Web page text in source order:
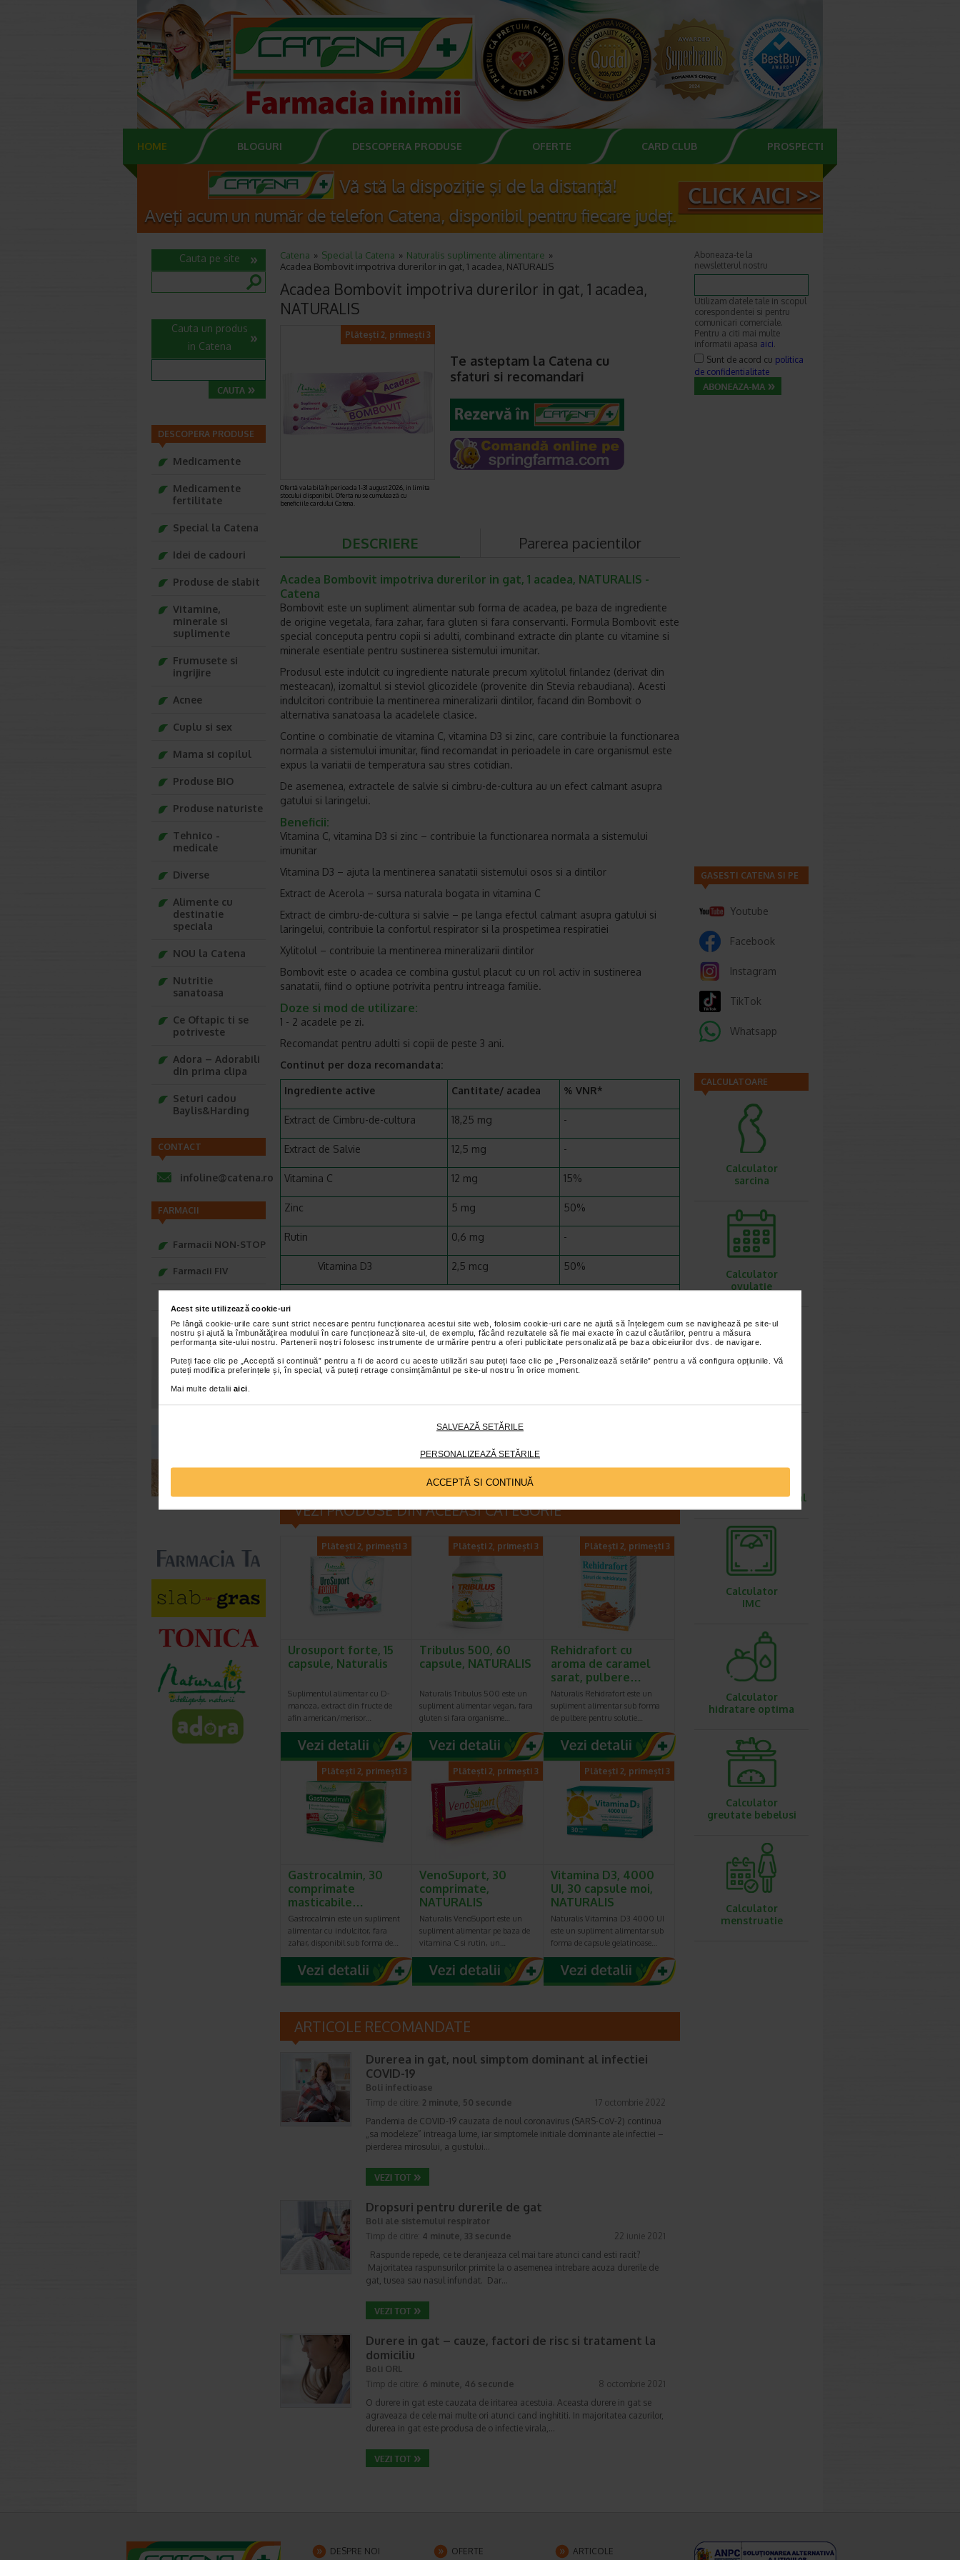
Acest site utilizează cookie-uri
Pe lângă cookie-urile care sunt strict necesare pentru funcționarea acestui site web, folosim cookie-uri care ne ajută să înțelegem cum se navighează pe site-ul
nostru și ajută la îmbunătățirea modului în care funcționează site-ul, de exemplu, făcând rezultatele să fie mai exacte în cazul căutărilor, pentru a măsura
performanța site-ului nostru. Partenerii noștri folosesc instrumente de urmărire pentru a oferi publicitate personalizată pe baza obiceiurilor dvs. de navigare.
Puteți face clic pe „Acceptă si continuă” pentru a fi de acord cu aceste utilizări sau puteți face clic pe „Personalizează setările” pentru a vă configura opțiunile. Vă
puteți modifica preferințele și, în special, vă puteți retrage consimțământul pe site-ul nostru în orice moment.
Mai multe detalii aici
SALVEAZĂ SETĂRILE
PERSONALIZEAZĂ SETĂRILE
ACCEPTĂ SI CONTINUĂ
HOME BLOGURI DESCOPERA PRODUSE OFERTE CARD CLUB PROSPECTE
Catena Special la Catena
Naturalis suplimente alimentare
Acadea Bombovit impotriva durerilor in gat, 1 acadea, NATURALIS
Acadea Bombovit impotriva durerilor in gat, 1 acadea,
NATURALIS
Plătești 2, primești 3
Ofertă valabilă în perioada 1-31 august 2026, in limita
stocului disponibil. Oferta nu se cumulează cu
beneficiile cardului Catena.
Te asteptam la Catena cu
sfaturi si recomandari
DESCRIERE Parerea pacientilor
Acadea Bombovit impotriva durerilor in gat, 1 acadea, NATURALIS -
Catena
Bombovit este un supliment alimentar sub forma de acadea, pe baza de ingrediente
de origine vegetala, fara zahar, fara gluten si fara conservanti. Formula Bombovit este
special conceputa pentru copii si adulti, combinand extracte din plante cu vitamine si
minerale esentiale pentru sustinerea sistemului imunitar.
Produsul este indulcit cu ingrediente naturale precum xylitolul finlandez (derivat din
mesteacan), izomaltul si steviol glicozidele (provenite din Stevia rebaudiana). Acesti
indulcitori contribuie la mentinerea mineralizarii dintilor, facand din Bombovit o
alternativa sanatoasa la acadelele clasice.
Contine o combinatie de vitamina C, vitamina D3 si zinc, care contribuie la functionarea
normala a sistemului imunitar, fiind recomandat in perioadele in care organismul este
expus la variatii de temperatura sau stres cotidian.
De asemenea, extractele de salvie si cimbru-de-cultura au un efect calmant asupra
gatului si laringelui.
Beneficii:
Vitamina C, vitamina D3 si zinc – contribuie la functionarea normala a sistemului
imunitar
Vitamina D3 – ajuta la mentinerea sanatatii sistemului osos si a dintilor
Extract de Acerola – sursa naturala bogata in vitamina C
Extract de cimbru-de-cultura si salvie – pe langa efectul calmant asupra gatului si
laringelui, contribuie la confortul respirator si la prospetimea respiratiei
Xylitolul – contribuie la mentinerea mineralizarii dintilor
Bombovit este o acadea ce combina gustul placut cu un rol activ in sustinerea
sanatatii, fiind o optiune potrivita pentru intreaga familie.
Doze si mod de utilizare:
1 - 2 acadele pe zi.
Recomandat pentru adulti si copii de peste 3 ani.
Continut per doza recomandata:
Ingrediente active Cantitate/ acadea % VNR*
Extract de Cimbru-de-cultura 18,25 mg -
Extract de Salvie 12,5 mg -
Vitamina C 12 mg 15%
Zinc 5 mg 50%
Rutin 0,6 mg -
Vitamina D3 2,5 mcg 50%
Atentionari
variata si echilibrata si un stil de viata sanatos.Consumul excesiv poate avea efect laxativ.A nu se depasi doza recomandata
*Pentru pret te asteptam in cea mai apropiata farmacie Catena
VEZI PRODUSE DIN ACEEASI CATEGORIE
Plătești 2, primești 3
Urosuport forte, 15
capsule, Naturalis
Suplimentul alimentar cu D-
manoza, extract din fructe de
afin american/merisor…
Plătești 2, primești 3
Tribulus 500, 60
capsule, NATURALIS
Naturalis Tribulus 500 este un
supliment alimentar vegan, fara
gluten si fara organisme…
Plătești 2, primești 3
Rehidrafort cu
aroma de caramel
sarat, pulbere…
Naturalis Rehidrafort este un
supliment alimentar sub forma
de pulbere pentru solutie…
Plătești 2, primești 3
Gastrocalmin, 30
comprimate
masticabile…
Gastrocalmin este un supliment
alimentar cu indulcitor, fara
zahar, disponibil sub forma de…
Plătești 2, primești 3
VenoSuport, 30
comprimate,
NATURALIS
Naturalis VenoSuport este un
supliment alimentar pe baza de
vitamina C si rutin, un…
Plătești 2, primești 3
Vitamina D3, 4000
UI, 30 capsule moi,
NATURALIS
Naturalis Vitamina D3 4000 UI
este un supliment alimentar sub
forma de capsule gelatinoase…
ARTICOLE RECOMANDATE
Durerea in gat, noul simptom dominant al infectiei
COVID-19
Boli infectioase
Timp de citire: 2 minute, 50 secunde
17 octombrie 2022
Pandemia de COVID-19 cauzata de noul coronavirus (SARS-CoV-2) continua
„sa modeleze” intreaga lume, iar simptomele initiale dominante ale infectiei –
pierderea mirosului, a gustului…
Dropsuri pentru durerile de gat
Boli ale sistemului respirator
Timp de citire: 4 minute, 33 secunde
22 iunie 2021
Raspunde repede, ce te deranjeaza cel mai tare atunci cand esti racit?
Majoritatea raspunsurilor primite la o asemenea intrebare acuza durerile de
gat, tusea sau nasul infundat. Dar…
Durere in gat – cauze, factori de risc si tratament la
domiciliu
Boli ORL
Timp de citire: 6 minute, 46 secunde
8 octombrie 2021
O durere in gat este cauzata de iritarea acestuia. Aceasta durere in gat se
agraveaza de cele mai multe ori atunci cand inghititi. In majoritatea cazurilor,
durerea in gat este produsa de o infectie virala,…
Cauta pe site
Cauta un produs
in Catena
DESCOPERA PRODUSE
Medicamente
Medicamente
fertilitate
Special la Catena
Idei de cadouri
Produse de slabit
Vitamine,
minerale si
suplimente
Frumusete si
ingrijire
Acnee
Cuplu si sex
Mama si copilul
Produse BIO
Produse naturiste
Tehnico -
medicale
Diverse
Alimente cu
destinatie
speciala
NOU la Catena
Nutritie
sanatoasa
Ce Oftapic ti se
potriveste
Adora – Adorabili
din prima clipa
Seturi cadou
Baylis&Harding
CONTACT
infoline@catena.ro
FARMACII
Farmacii NON-STOP
Farmacii FIV
Aboneaza-te la
newsletterul nostru
Utilizam datele tale in scopul
corespondentei si pentru
comunicari comerciale.
Pentru a citi mai multe
informatii apasa aici.
Sunt de acord cu politica
de confidentialitate
GASESTI CATENA SI PE
Youtube
Facebook
Instagram
TikTok
Whatsapp
CALCULATOARE
Calculator
sarcina
Calculator
ovulatie
metabolismului bazal
Calculator
IMC
Calculator
hidratare optima
Calculator
greutate bebelusi
Calculator
menstruatie
DESPRE NOI OFERTE ARTICOLE